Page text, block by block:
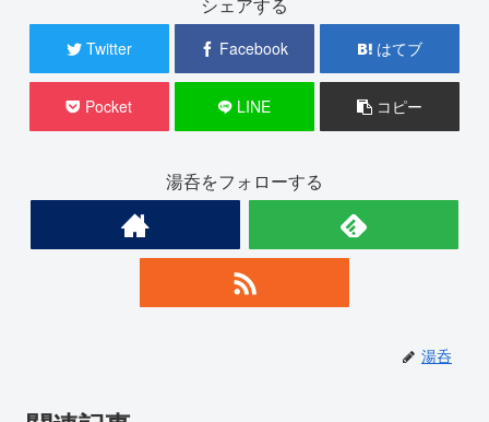
シェアする
Twitter Facebook はてブ
Pocket LINE コピー
湯呑をフォローする
湯呑